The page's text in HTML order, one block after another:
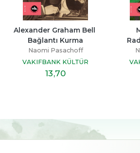
Henüz Her Şey Bitmedi
Zeus Kabadayı
Hayykitap
20,10
Beni
Esra
Destek
19
Alexander Graham Bell
Bağlantı Kurma
Naomi Pasachoff
VAKIFBANK KÜLTÜR
YAYINLARI
13,70